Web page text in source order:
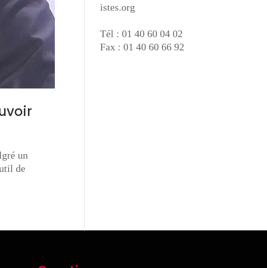
un
de
istes.org
Tél : 01 40 60 04 02
Fax : 01 40 60 66 92